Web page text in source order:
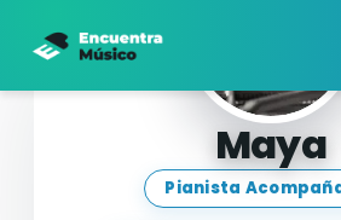
Maya
Pianista